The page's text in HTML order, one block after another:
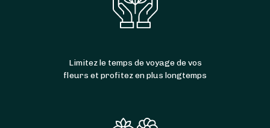
Limitez le temps de voyage de vos
fleurs et profitez en plus longtemps